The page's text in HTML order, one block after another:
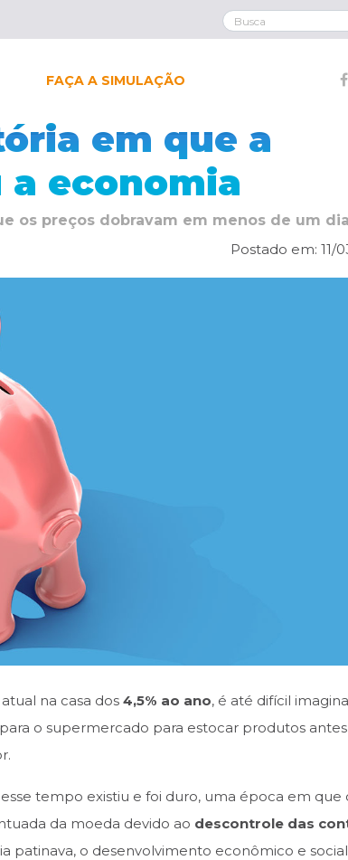
FAÇA A SIMULAÇÃO
em que a
economia
os preços dobravam em menos de um
Postado em: 11/
na casa dos 4,5% ao ano, é até difícil
o supermercado para estocar produtos
tempo existiu e foi duro, uma época em que
da moeda devido ao descontrole das
patinava, o desenvolvimento econômico e social